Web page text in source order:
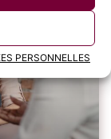
PERSONNELLES
CANDIDATS